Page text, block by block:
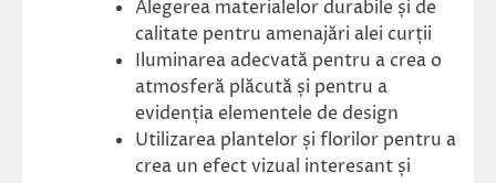
Alegerea materialelor durabile și de
calitate pentru amenajări alei curții
Iluminarea adecvată pentru a crea o
atmosferă plăcută și pentru a
evidenția elementele de design
Utilizarea plantelor și florilor pentru a
crea un efect vizual interesant și